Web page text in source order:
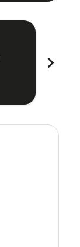
chevron_right